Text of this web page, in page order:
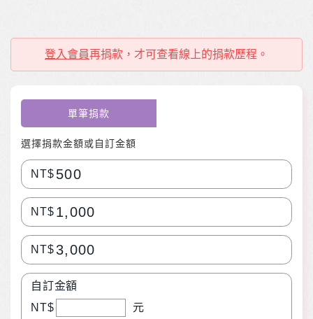
登入會員再捐款，才可查看線上的捐款歷程。
單筆捐款
選擇捐款金額或自訂金額
NT$ 500
NT$ 1,000
NT$ 3,000
自訂金額
NT$
元